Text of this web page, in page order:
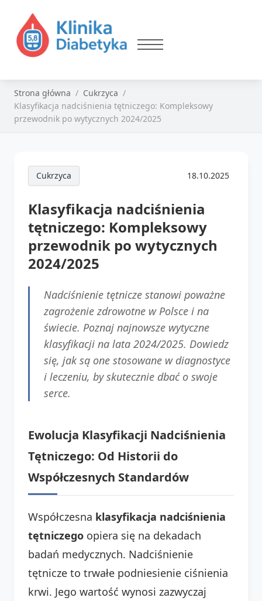
Strona główna
Cukrzyca
Klasyfikacja nadciśnienia tętniczego: Kompleksowy
przewodnik po wytycznych 2024/2025
Cukrzyca 18.10.2025
Klasyfikacja nadciśnienia
tętniczego: Kompleksowy
przewodnik po wytycznych
2024/2025
Nadciśnienie tętnicze stanowi poważne
zagrożenie zdrowotne w Polsce i na
świecie. Poznaj najnowsze wytyczne
klasyfikacji na lata 2024/2025. Dowiedz
się, jak są one stosowane w diagnostyce
i leczeniu, by skutecznie dbać o swoje
serce.
Ewolucja Klasyfikacji Nadciśnienia
Tętniczego: Od Historii do
Współczesnych Standardów
Współczesna klasyfikacja nadciśnienia
tętniczego opiera się na dekadach
badań medycznych. Nadciśnienie
tętnicze to trwałe podniesienie ciśnienia
krwi. Jego wartość wynosi zazwyczaj